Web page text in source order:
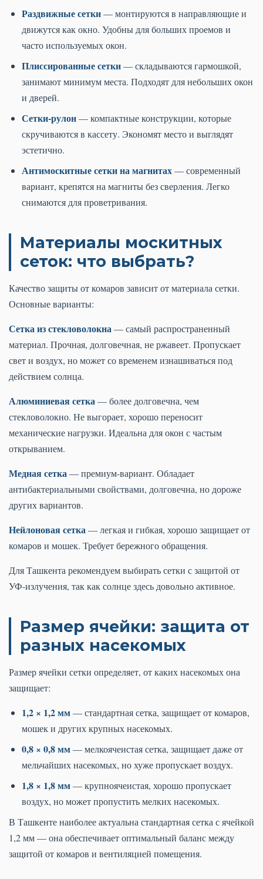
Раздвижные сетки— монтируются в направляющие и
движутся как окно. Удобны для больших проемов и
часто используемых окон.
Плиссированные сетки— складываются гармошкой,
занимают минимум места. Подходят для небольших окон
и дверей.
Сетки-рулон— компактные конструкции, которые
скручиваются в кассету. Экономят место и выглядят
эстетично.
Антимоскитные сетки на магнитах— современный
вариант, крепятся на магниты без сверления. Легко
снимаются для проветривания.
Материалы москитных
сеток: что выбрать?
Качество защиты от комаров зависит от материала сетки.
Основные варианты:
Сетка из стекловолокна— самый распространенный
материал. Прочная, долговечная, не ржавеет. Пропускает
свет и воздух, но может со временем изнашиваться под
действием солнца.
Алюминиевая сетка— более долговечна, чем
стекловолокно. Не выгорает, хорошо переносит
механические нагрузки. Идеальна для окон с частым
открыванием.
Медная сетка— премиум-вариант. Обладает
антибактериальными свойствами, долговечна, но дороже
других вариантов.
Нейлоновая сетка— легкая и гибкая, хорошо защищает от
комаров и мошек. Требует бережного обращения.
Для Ташкента рекомендуем выбирать сетки с защитой от
УФ-излучения, так как солнце здесь довольно активное.
Размер ячейки: защита от
разных насекомых
Размер ячейки сетки определяет, от каких насекомых она
защищает:
1,2 × 1,2 мм— стандартная сетка, защищает от комаров,
мошек и других крупных насекомых.
0,8 × 0,8 мм— мелкоячеистая сетка, защищает даже от
мельчайших насекомых, но хуже пропускает воздух.
1,8 × 1,8 мм— крупноячеистая, хорошо пропускает
воздух, но может пропустить мелких насекомых.
В Ташкенте наиболее актуальна стандартная сетка с ячейкой
1,2 мм — она обеспечивает оптимальный баланс между
защитой от комаров и вентиляцией помещения.